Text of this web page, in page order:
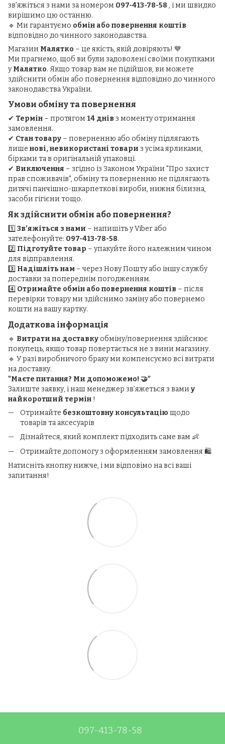
зв'яжіться з нами за номером 097-413-78-58 , і ми швидко
вирішимо цю останню.
🔹 Ми гарантуємо обмін або повернення коштів
відповідно до чинного законодавства.
Магазин Малятко – це якість, якій довіряють! 💙
Ми прагнемо, щоб ви були задоволені своїми покупками
уМалятко. Якщо товар вам не підійшов, ви можете
здійснити обмін або повернення відповідно до чинного
законодавства України.
Умови обміну та повернення
✔ Термін – протягом 14 днів з моменту отримання
замовлення.
✔ Стан товару – поверненню або обміну підлягають
лише нові, невикористані товари з усіма ярликами,
бірками та в оригінальній упаковці.
✔ Виключення – згідно із Законом України "Про захист
прав споживачів", обміну та поверненню не підлягають
дитячі панчішно-шкарпеткові вироби, нижня білизна,
засоби гігієни тощо.
Як здійснити обмін або повернення?
1️⃣ Зв’яжіться з нами – напишіть у Viber або
зателефонуйте: 097-413-78-58.
2️⃣ Підготуйте товар – упакуйте його належним чином
для відправлення.
3️⃣ Надішліть нам – через Нову Пошту або іншу службу
доставки за попереднім погодженням.
4️⃣ Отримайте обмін або повернення коштів – після
перевірки товару ми здійснимо заміну або повернемо
кошти на вашу картку.
Додаткова інформація
🔹 Витрати на доставкуобміну/повернення здійснює
покупець, якщо товар повертається не з вини магазину.
🔹 У разі виробничого браку ми компенсуємо всі витрати
на доставку.
"Маєте питання? Ми допоможемо! 🤝"
Залиште заявку, і наш менеджер зв’яжеться з вами у
найкоротший термін !
Отримайте безкоштовну консультацію щодо
товарів та аксесуарів
Дізнайтеся, який комплект підходить саме вам 👶
Отримайте допомогу з оформленням замовлення 🛍️
Натисніть кнопку нижче, і ми відповімо на всі ваші
запитання!
097-413-78-58